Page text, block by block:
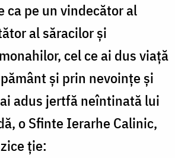
ca pe un vindecător al
al săracilor și
cel ce ai dus viață
și prin nevoințe și
adus jertfă neîntinată lui
o Sfinte Ierarhe Calinic,
ție: